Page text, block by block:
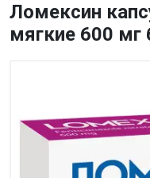
Ломексин
мягкие 600 мг